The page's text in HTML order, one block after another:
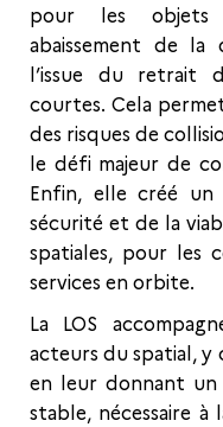
pour les objets
abaissement de
l’issue du retrait
courtes. Cela
des risques de
le défi majeur de
Enfin, elle créé
sécurité et de la
spatiales, pour les
services en orbite.
La LOS
acteurs du spatial, y
en leur donnant un
stable, nécessaire